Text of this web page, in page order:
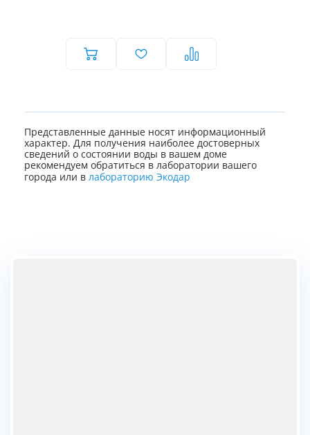
Представленные данные носят информационный
характер. Для получения наиболее достоверных
сведений о состоянии воды в вашем доме
рекомендуем обратиться в лаборатории вашего
города или в лабораторию Экодар